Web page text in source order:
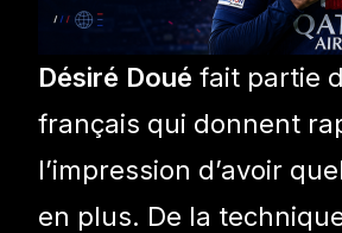
Désiré Doué fait partie
français qui donnent
l’impression d’avoir
en plus. De la